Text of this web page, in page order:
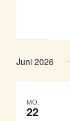
Juni 2026
MO.
22